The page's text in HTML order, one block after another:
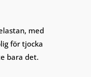
med
för tjocka
bara det.